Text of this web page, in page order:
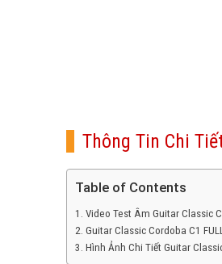
Thông Tin Chi
Table of Contents
Video Test Âm Guitar Classic
Guitar Classic Cordoba C1
Hình Ảnh Chi Tiết Guitar